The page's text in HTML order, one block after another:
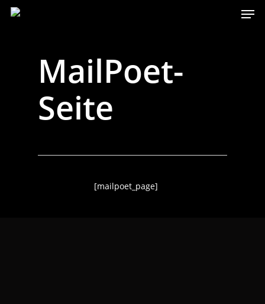
Skip
MailPoet-
Seite
[mailpoet_page]